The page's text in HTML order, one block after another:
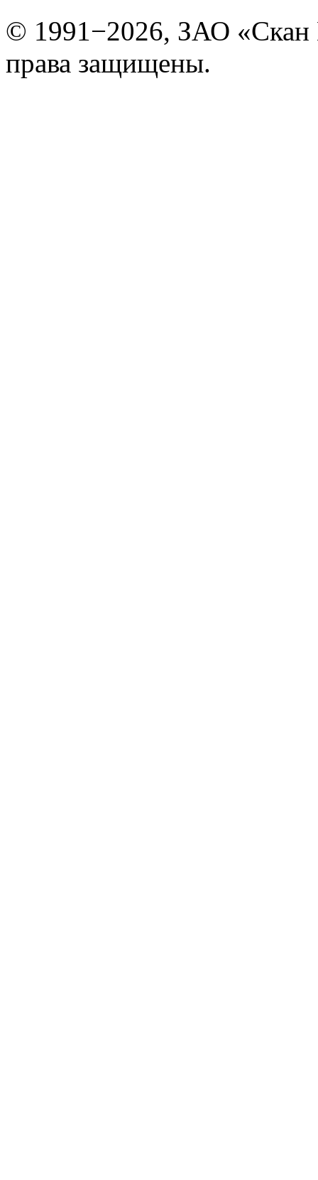
© 1991−2026, ЗАО «Скан
права защищены.